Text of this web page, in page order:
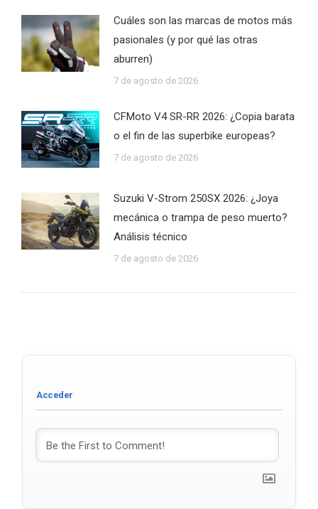
Cuáles son las marcas de motos más
pasionales (y por qué las otras
aburren)
7 de agosto de 2026
CFMoto V4 SR-RR 2026: ¿Copia barata
o el fin de las superbike europeas?
7 de agosto de 2026
Suzuki V-Strom 250SX 2026: ¿Joya
mecánica o trampa de peso muerto?
Análisis técnico
7 de agosto de 2026